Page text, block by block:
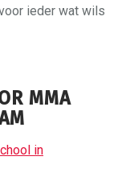
ieder wat wils
MMA
in